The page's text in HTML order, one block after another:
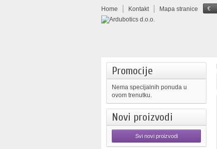
Home Kontakt Mapa stranice €
Promocije
Nema specijalnih ponuda u
ovom trenutku.
Novi proizvodi
Svi novi proizvodi